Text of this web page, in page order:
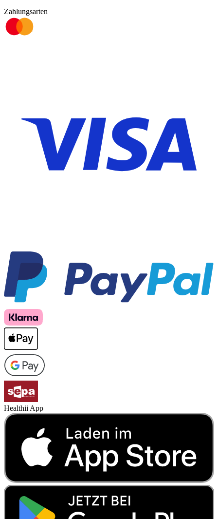
Zahlungsarten
Healthii App